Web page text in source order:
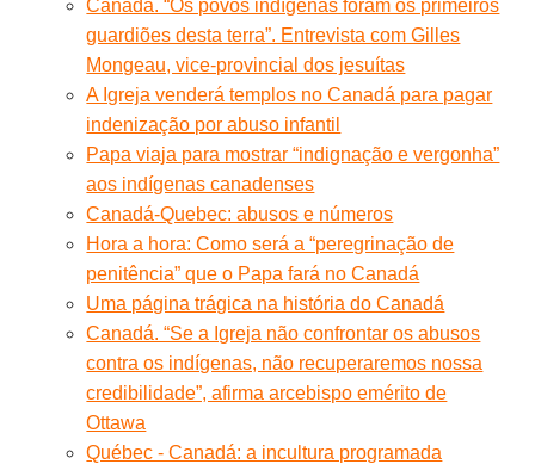
Canadá. “Os povos indígenas foram os primeiros
guardiões desta terra”. Entrevista com Gilles
Mongeau, vice-provincial dos jesuítas
A Igreja venderá templos no Canadá para pagar
indenização por abuso infantil
Papa viaja para mostrar “indignação e vergonha”
aos indígenas canadenses
Canadá-Quebec: abusos e números
Hora a hora: Como será a “peregrinação de
penitência” que o Papa fará no Canadá
Uma página trágica na história do Canadá
Canadá. “Se a Igreja não confrontar os abusos
contra os indígenas, não recuperaremos nossa
credibilidade”, afirma arcebispo emérito de
Ottawa
Québec - Canadá: a incultura programada